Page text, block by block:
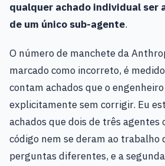
qualquer achado individual ser
de um único sub-agente.
O número de manchete da
marcado como incorreto, é
contam achados que o
explicitamente sem corrigir. Eu
achados que dois de três agentes
código nem se deram ao trabalho
perguntas diferentes, e a